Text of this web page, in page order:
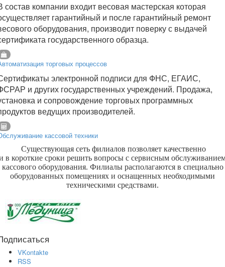
состав компании входит весовая мастерская которая
гарантийный и после гарантийный ремонт
оборудования, производит поверку с выдачей
государственного образца.
торговых процессов
электронной подписи для ФНС, ЕГАИС,
и других государственных учреждений. Продажа,
и сопровождение торговых программных
ведущих производителей.
кассовой техники
Существующая сеть филиалов позволяет качественно
в короткие сроки решить вопросы с сервисным
кассового оборудования. Филиалы располагаются в специально
оборудованных помещениях и оснащенных необходимыми
техническими средствами.
VKontakte
RSS